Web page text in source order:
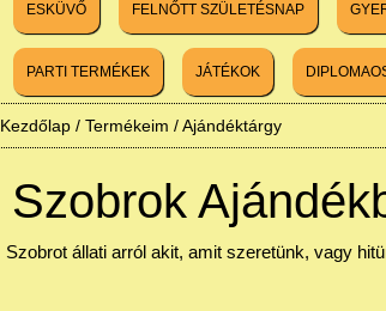
ESKÜVŐ FELNŐTT SZÜLETÉSNAP
PARTI TERMÉKEK JÁTÉKOK
Kezdőlap / Termékeim /Ajándéktárgy
Szobrok
Szobrot állati arról akit, amit szeretünk, vagy